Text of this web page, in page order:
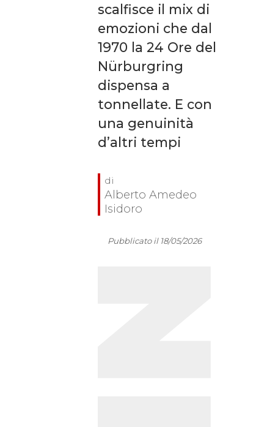
scalfisce il mix di
emozioni che dal
1970 la 24 Ore del
Nürburgring
dispensa a
tonnellate. E con
una genuinità
d’altri tempi
Alberto Amedeo
Isidoro
Pubblicato il 18/05/2026